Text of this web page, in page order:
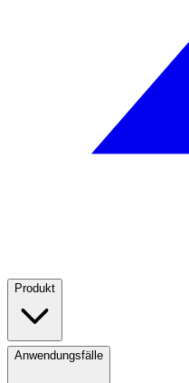
Produkt
Anwendungsfälle